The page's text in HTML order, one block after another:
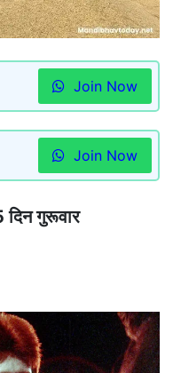
Join Now
Join Now
गुरूवार